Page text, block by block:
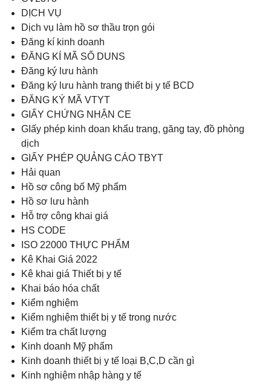
DỊCH VỤ
Dịch vụ làm hồ sơ thầu trọn gói
Đăng kí kinh doanh
ĐĂNG KÍ MÃ SỐ DUNS
Đăng ký lưu hành
Đăng ký lưu hành trang thiết bị y tế BCD
ĐĂNG KÝ MÃ VTYT
GIẤY CHỨNG NHẬN CE
GIấy phép kinh doan khẩu trang, găng tay, đồ phòng
dịch
GIẤY PHÉP QUẢNG CÁO TBYT
Hải quan
Hồ sơ công bố Mỹ phẩm
Hồ sơ lưu hành
Hỗ trợ công khai giá
HS CODE
ISO 22000 THỰC PHẨM
Kê Khai Giá 2022
Kê khai giá Thiết bị y tế
Khai báo hóa chất
Kiểm nghiệm
Kiểm nghiệm thiết bị y tế trong nước
Kiểm tra chất lượng
Kinh doanh Mỹ phẩm
Kinh doanh thiết bị y tế loại B,C,D cần gì
Kinh nghiệm nhập hàng y tế